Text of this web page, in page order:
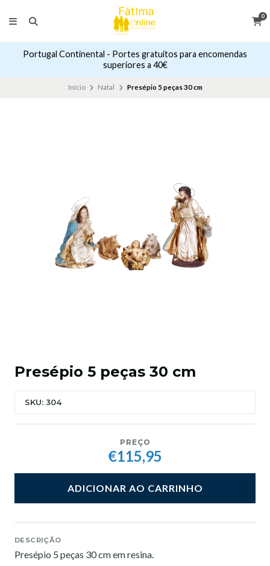
0
Portugal Continental - Portes gratuitos para encomendas
superiores a 40€
Início Natal Presépio 5 peças 30 cm
Presépio 5 peças 30 cm
SKU: 304
PREÇO
€115,95
ADICIONAR AO CARRINHO
DESCRIÇÃO
Presépio 5 peças 30 cm em resina.